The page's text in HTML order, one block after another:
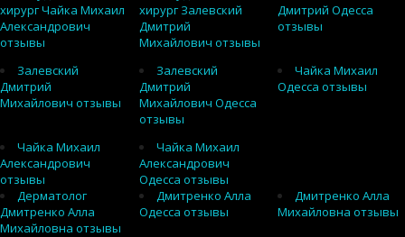
хирург Чайка Михаил
Александрович
отзывы
хирург Залевский
Дмитрий
Михайлович отзывы
Дмитрий Одесса
отзывы
Залевский
Дмитрий
Михайлович отзывы
Залевский
Дмитрий
Михайлович Одесса
отзывы
Чайка Михаил
Одесса отзывы
Чайка Михаил
Александрович
отзывы
Чайка Михаил
Александрович
Одесса отзывы
Дерматолог
Дмитренко Алла
Михайловна отзывы
Дмитренко Алла
Одесса отзывы
Дмитренко Алла
Михайловна отзывы